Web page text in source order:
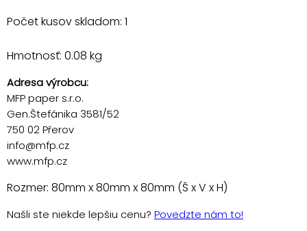
Počet kusov skladom: 1
Hmotnosť: 0.08 kg
Adresa výrobcu:
MFP paper s.r.o.
Gen.Štefánika 3581/52
750 02 Přerov
info@mfp.cz
www.mfp.cz
Rozmer: 80mm x 80mm x 80mm (Š x V x H)
Našli ste niekde lepšiu cenu? Povedzte nám to!